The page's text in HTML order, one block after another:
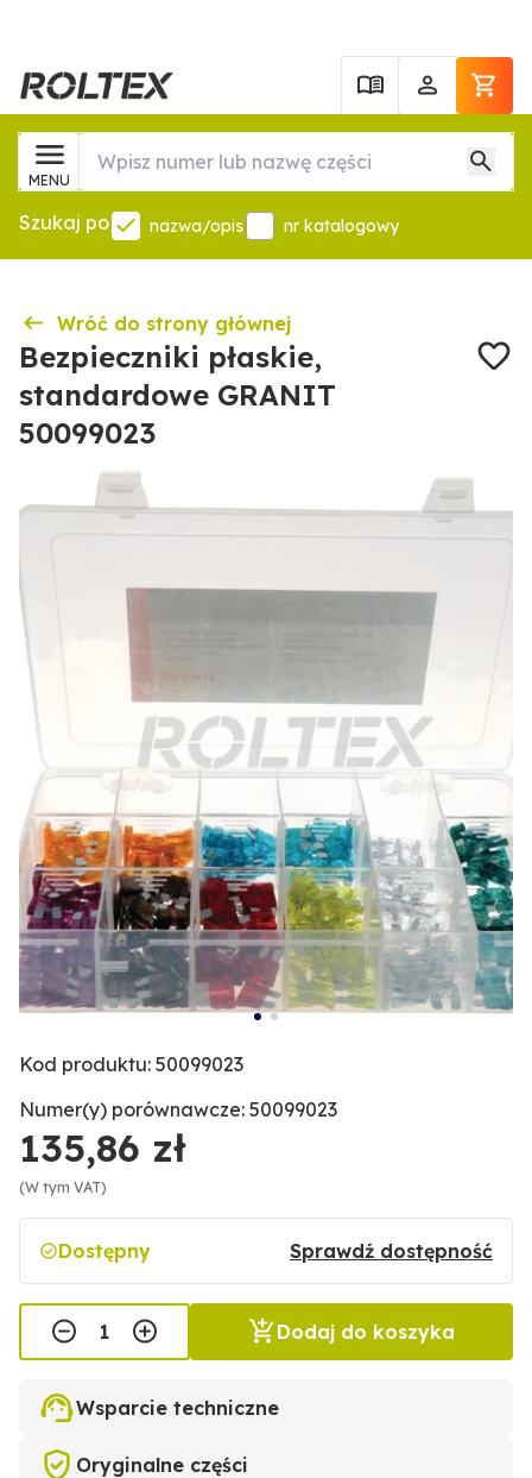
MENU
Szukaj po nazwa/opis nr katalogowy
Wróć do strony głównej
Bezpieczniki płaskie,
standardowe GRANIT
50099023
Kod produktu: 50099023
Numer(y) porównawcze: 50099023
135,86 zł
(W tym VAT)
Dostępny Sprawdź dostępność
Dodaj do koszyka
Wsparcie techniczne
Oryginalne części